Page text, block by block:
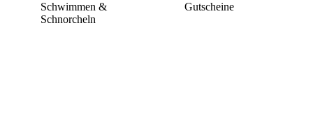
Schwimmen &
Schnorcheln
Gutscheine